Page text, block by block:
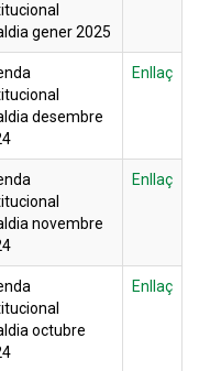
gener 2025
desembre
Enllaç
novembre
Enllaç
octubre
Enllaç